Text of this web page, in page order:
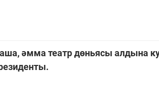
әмма театр дөньясы алдына